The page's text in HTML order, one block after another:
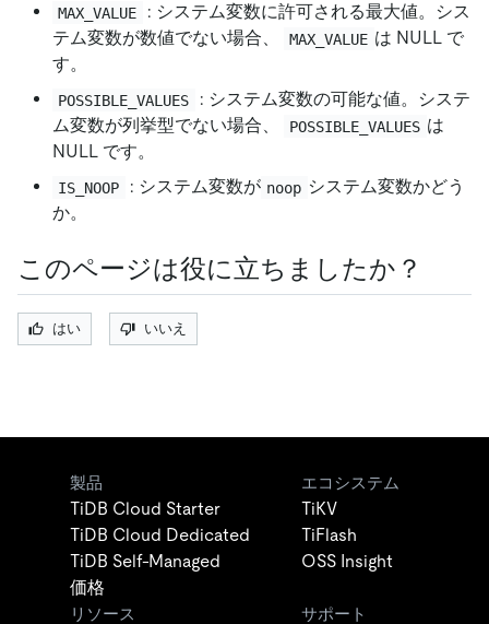
MAX_VALUE
: システム変数に許可される最大値。シス
テム変数が数値でない場合、
MAX_VALUE は NULL で
す。
POSSIBLE_VALUES
: システム変数の可能な値。システ
ム変数が列挙型でない場合、
POSSIBLE_VALUES は
NULL です。
IS_NOOP : システム変数が noop システム変数かどう
か。
このページは役に立ちましたか？
はい いいえ
製品
TiDB Cloud Starter
TiDB Cloud Dedicated
TiDB Self-Managed
価格
エコシステム
TiKV
TiFlash
OSS Insight
リソース サポート